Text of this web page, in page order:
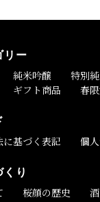
リー
純米吟醸 特別
ギフト商品 春
基づく表記 個
り
桜顔の歴史